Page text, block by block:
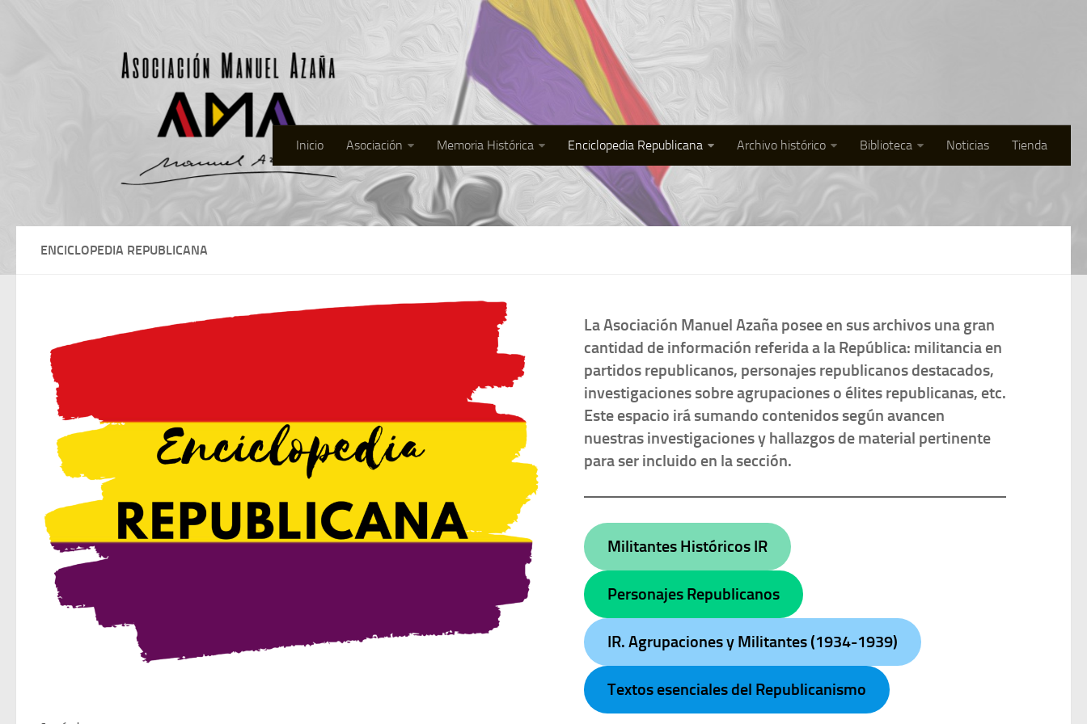
Inicio Asociación Memoria Histórica Enciclopedia Republicana Archivo histórico Biblioteca Noticias Tienda
ENCICLOPEDIA REPUBLICANA
La Asociación Manuel Azaña posee en sus archivos una gran
cantidad de información referida a la República: militancia en
partidos republicanos, personajes republicanos destacados,
investigaciones sobre agrupaciones o élites republicanas, etc.
Este espacio irá sumando contenidos según avancen
nuestras investigacionesy hallazgos de material pertinente
para ser incluido en la sección.
Militantes Históricos IR
Personajes Republicanos
IR. Agrupaciones y Militantes (1934-1939)
Textos esenciales del Republicanismo